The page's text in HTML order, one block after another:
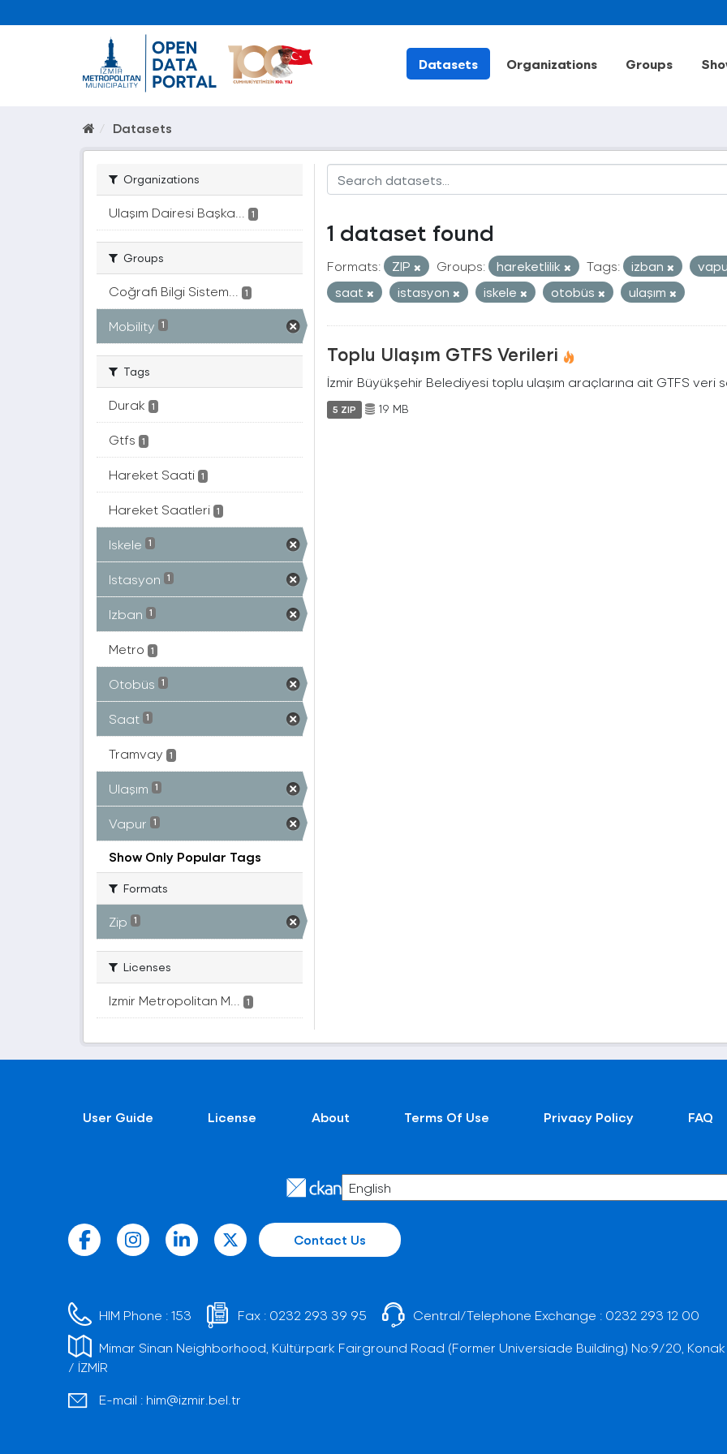
Datasets Organizations Groups
Datasets
Organizations
Ulaşım Dairesi Başka... 1
Groups
Coğrafi Bilgi Sistem... 1
Mobility 1
Tags
Durak 1
Gtfs 1
Hareket Saati 1
Hareket Saatleri 1
Iskele 1
Istasyon 1
Izban 1
Metro 1
Otobüs 1
Saat 1
Tramvay 1
Ulaşım 1
Vapur 1
Show Only Popular Tags
Formats
Zip 1
Licenses
Izmir Metropolitan M... 1
1 dataset found
Formats: ZIP Groups: hareketlilik Tags: izban
saat
istasyon iskele otobüs ulaşım
Toplu Ulaşım GTFS Verileri
İzmir Büyükşehir Belediyesi toplu ulaşım araçlarına ait GTFS veri
5 ZIP 19 MB
User Guide License About Terms Of Use Privacy Policy FAQ
Contact Us
HIM Phone :153 Fax : 0232 293 39 95 Central/Telephone Exchange : 0232 293 12 00
Mimar Sinan Neighborhood, Kültürpark Fairground Road (Former Universiade Building) No:9/20, Konak
/ İZMİR
E-mail : him@izmir.bel.tr